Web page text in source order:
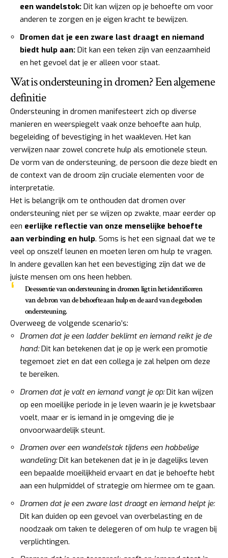
een wandelstok: Dit kan wijzen op je behoefte om voor
anderen te zorgen en je eigen kracht te bewijzen.
Dromen dat je een zware last draagt en niemand
biedt hulp aan: Dit kan een teken zijn van eenzaamheid
en het gevoel dat je er alleen voor staat.
Wat is ondersteuning in dromen? Een algemene
definitie
Ondersteuning in dromen manifesteert zich op diverse
manieren en weerspiegelt vaak onze behoefte aan hulp,
begeleiding of bevestiging in het waakleven. Het kan
verwijzen naar zowel concrete hulp als emotionele steun.
De vorm van de ondersteuning, de persoon die deze biedt en
de context van de droom zijn cruciale elementen voor de
interpretatie.
Het is belangrijk om te onthouden dat dromen over
ondersteuning niet per se wijzen op zwakte, maar eerder op
een eerlijke reflectie van onze menselijke behoefte
aan verbinding en hulp. Soms is het een signaal dat we te
veel op onszelf leunen en moeten leren om hulp te vragen.
In andere gevallen kan het een bevestiging zijn dat we de
juiste mensen om ons heen hebben.
De essentie van ondersteuning in dromen ligt in het identificeren
van de bron van de behoefte aan hulp en de aard van de geboden
ondersteuning.
Overweeg de volgende scenario’s:
Dromen dat je een ladder beklimt en iemand reikt je de
hand:Dit kan betekenen dat je op je werk een promotie
tegemoet ziet en dat een collega je zal helpen om deze
te bereiken.
Dromen dat je valt en iemand vangt je op:Dit kan wijzen
op een moeilijke periode in je leven waarin je je kwetsbaar
voelt, maar er is iemand in je omgeving die je
onvoorwaardelijk steunt.
Dromen over een wandelstok tijdens een hobbelige
wandeling:Dit kan betekenen dat je in je dagelijks leven
een bepaalde moeilijkheid ervaart en dat je behoefte hebt
aan een hulpmiddel of strategie om hiermee om te gaan.
Dromen dat je een zware last draagt en iemand helpt je:
Dit kan duiden op een gevoel van overbelasting en de
noodzaak om taken te delegeren of om hulp te vragen bij
verplichtingen.